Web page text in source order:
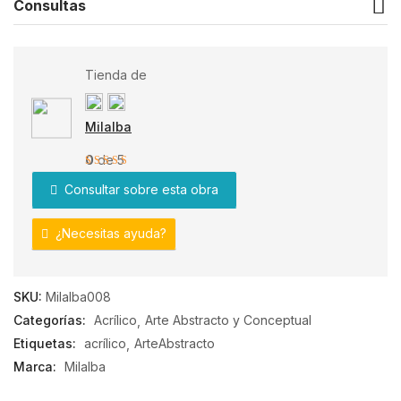
Consultas
Tienda de
Milalba
0de 5
Consultar sobre esta obra
¿Necesitas ayuda?
SKU: Milalba008
Categorías: Acrílico Arte Abstracto y Conceptual
Etiquetas: acrílico ArteAbstracto
Marca: Milalba